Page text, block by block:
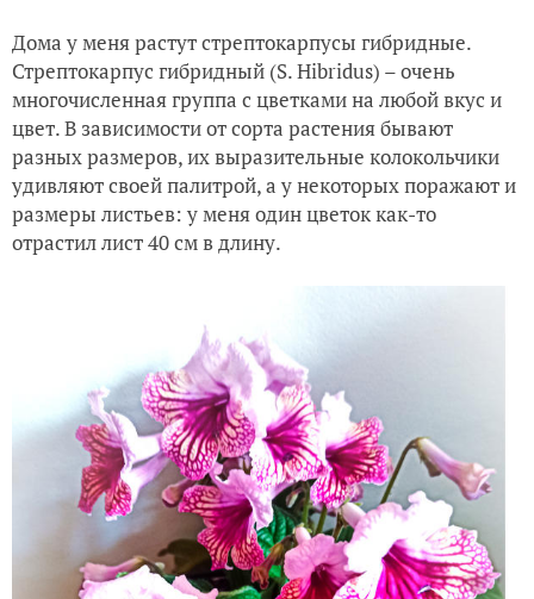
Дома у меня растут стрептокарпусы гибридные.
Стрептокарпус гибридный (S. Hibridus) – очень
многочисленная группа с цветками на любой вкус и
цвет. В зависимости от сорта растения бывают
разных размеров, их выразительные колокольчики
удивляют своей палитрой, а у некоторых поражают и
размеры листьев: у меня один цветок как-то
отрастил лист 40 см в длину.